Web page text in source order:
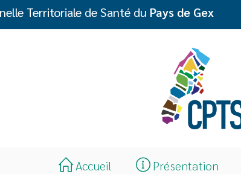
Territoriale de Santé du Pays de Gex
Accueil Présentation